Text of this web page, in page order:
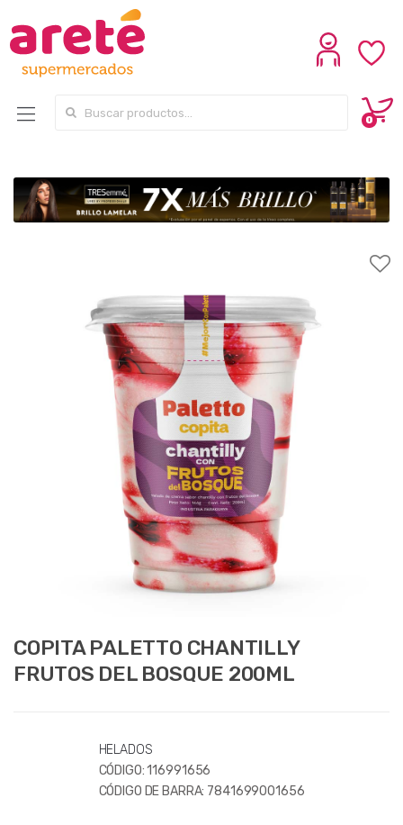
Search for:
0
COPITA PALETTO CHANTILLY
FRUTOS DEL BOSQUE 200ML
HELADOS
CÓDIGO:116991656
CÓDIGO DE BARRA: 7841699001656